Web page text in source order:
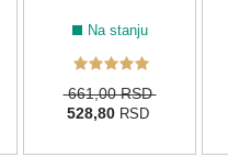
Na stanju
661,00 RSD
528,80 RSD